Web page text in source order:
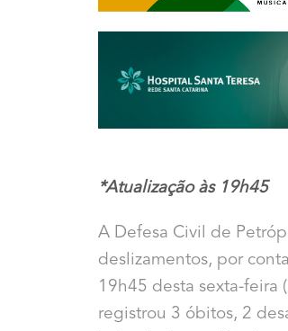
*Atualização às 19h45
A Defesa Civil de
deslizamentos, por
19h45 desta sexta-feira
registrou 3 óbitos, 2